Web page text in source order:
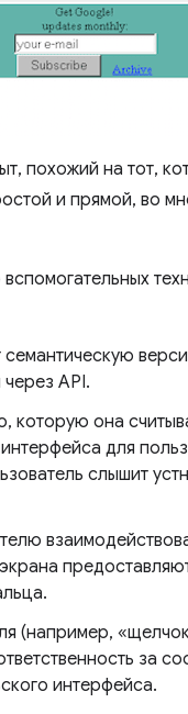
похожий на тот,
и прямой, во
API.
которую она
для
слышит
(например,
за
интерфейса.